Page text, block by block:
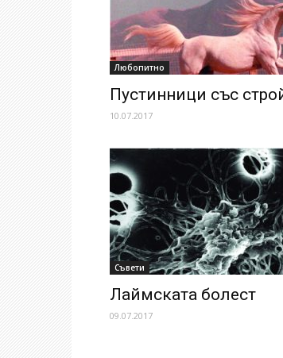
Любопитно
Пустинници със
10.07.2017
Съвети
Лаймската болест
09.07.2017